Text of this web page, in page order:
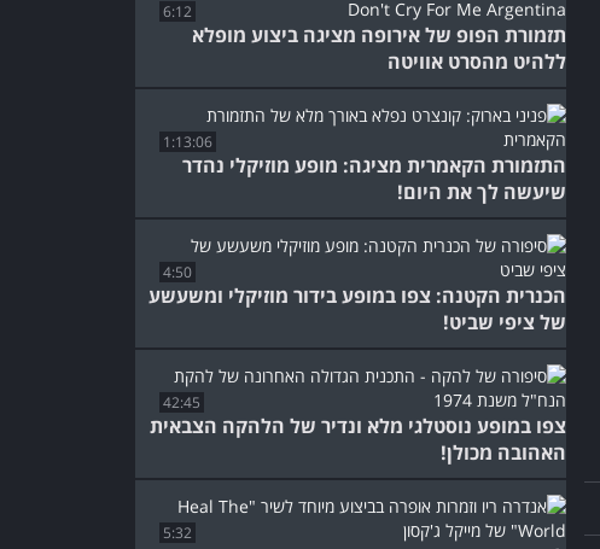
6:12
תזמורת הפופ של אירופה מציגה ביצוע מופלא
ללהיט מהסרט אוויטה
1:13:06
התזמורת הקאמרית מציגה: מופע מוזיקלי נהדר
שיעשה לך את היום!
4:50
הכנרית הקטנה: צפו במופע בידור מוזיקלי ומשעשע
של ציפי שביט!
42:45
צפו במופע נוסטלגי מלא ונדיר של הלהקה הצבאית
האהובה מכולן!
5:32